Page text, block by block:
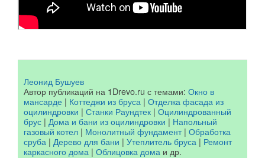
Леонид Бушуев
Автор публикаций на 1Drevo.ru с темами: Окно в
мансарде | Коттеджи из бруса | Отделка фасада из
оцилиндровки | Станки Раундтек | Оцилиндрованный
брус | Дома и бани из оцилиндровки | Напольный
газовый котел | Монолитный фундамент| Обработка
сруба | Дерево для бани | Утеплитель бруса | Ремонт
каркасного дома | Облицовка дома и др.